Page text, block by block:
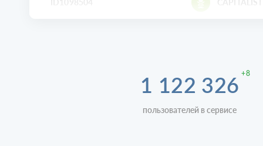
1 122 326 +8
пользователей в сервисе